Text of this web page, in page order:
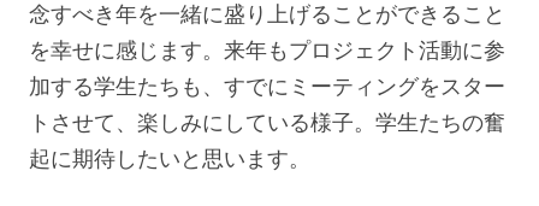
念すべき年を一緒に盛り上げることができること
を幸せに感じます。来年もプロジェクト活動に参
加する学生たちも、すでにミーティングをスター
トさせて、楽しみにしている様子。学生たちの奮
起に期待したいと思います。